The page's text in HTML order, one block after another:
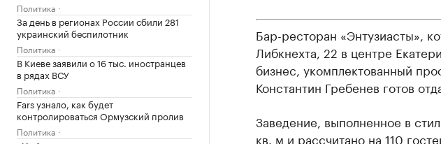
Политика
За день в регионах России сбили 281
украинский беспилотник
Политика
В Киеве заявили о 16 тыс. иностранцев
в рядах ВСУ
Политика
Fars узнало, как будет
контролироваться Ормузский пролив
Политика
Бар-ресторан «Энтузиасты»,
Либкнехта, 22 в центре
бизнес, укомплектованный
Константин Гребенев готов
Заведение, выполненное в
кв. м и рассчитано на 110